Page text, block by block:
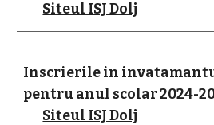
Siteul ISJ Dolj
Inscrierile in
pentru anul scolar 2024-
Siteul ISJ Dolj